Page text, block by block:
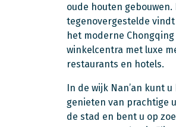
oude houten gebouwen.
tegenovergestelde
het moderne
winkelcentra met luxe
restaurants en hotels.
In de wijk Nan’an kunt
genieten van prachtige
de stad en bent u op